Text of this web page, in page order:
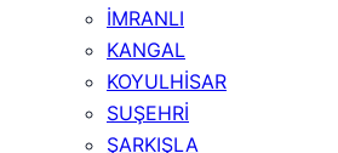
İMRANLI
KANGAL
KOYULHİSAR
SUŞEHRİ
ŞARKIŞLA